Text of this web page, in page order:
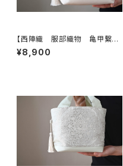
【西陣織 服部織物 亀甲繋ぎ
に鳳凰・花模様 帯リメイク ト
ートバッグ】日常使い、結婚式、パ
¥8,900